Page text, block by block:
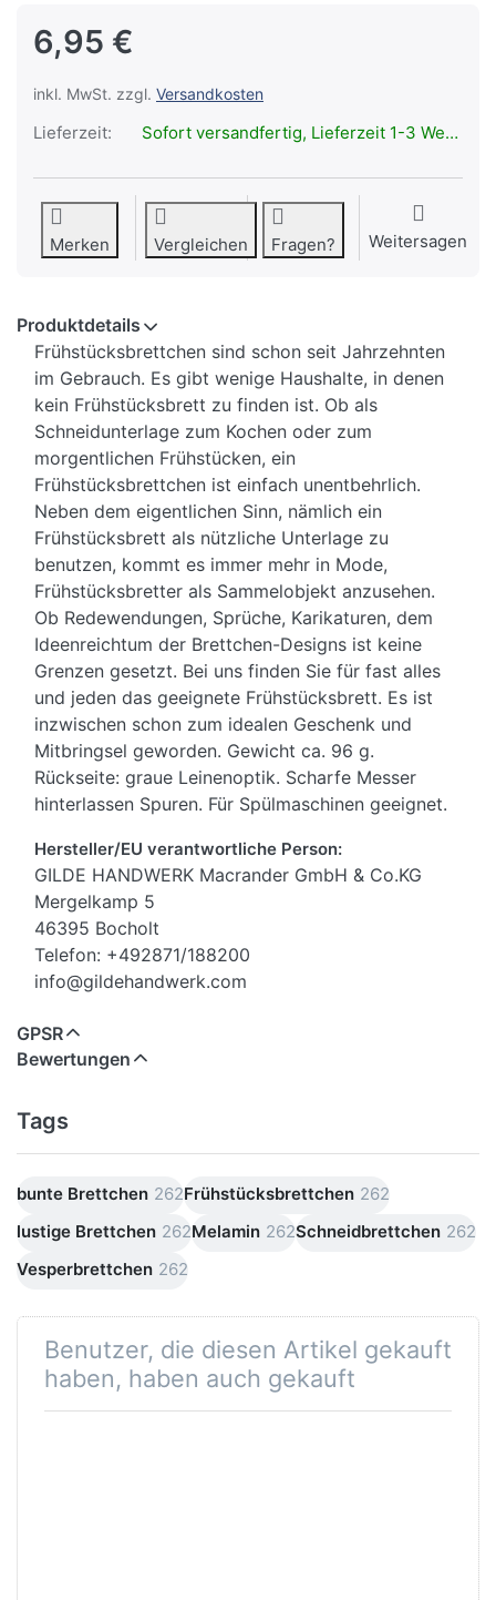
6,95 €
inkl. MwSt. zzgl. Versandkosten
Lieferzeit: Sofort versandfertig, Lieferzeit 1-3 Werktage.
Merken Vergleichen Fragen? Weitersagen
Produktdetails
Frühstücksbrettchen sind schon seit Jahrzehnten
im Gebrauch. Es gibt wenige Haushalte, in denen
kein Frühstücksbrett zu finden ist. Ob als
Schneidunterlage zum Kochen oder zum
morgentlichen Frühstücken, ein
Frühstücksbrettchen ist einfach unentbehrlich.
Neben dem eigentlichen Sinn, nämlich ein
Frühstücksbrett als nützliche Unterlage zu
benutzen, kommt es immer mehr in Mode,
Frühstücksbretter als Sammelobjekt anzusehen.
Ob Redewendungen, Sprüche, Karikaturen, dem
Ideenreichtum der Brettchen-Designs ist keine
Grenzen gesetzt. Bei uns finden Sie für fast alles
und jeden das geeignete Frühstücksbrett. Es ist
inzwischen schon zum idealen Geschenk und
Mitbringsel geworden. Gewicht ca. 96 g.
Rückseite: graue Leinenoptik. Scharfe Messer
hinterlassen Spuren. Für Spülmaschinen geeignet.
Hersteller/EU verantwortliche Person:
GILDE HANDWERK Macrander GmbH & Co.KG
Mergelkamp 5
46395 Bocholt
Telefon: +492871/188200
info@gildehandwerk.com
GPSR
Bewertungen
Tags
bunte Brettchen 262Frühstücksbrettchen 262
lustige Brettchen 262Melamin 262Schneidbrettchen 262
Vesperbrettchen 262
Benutzer, die diesen Artikel gekauft
haben, haben auch gekauft